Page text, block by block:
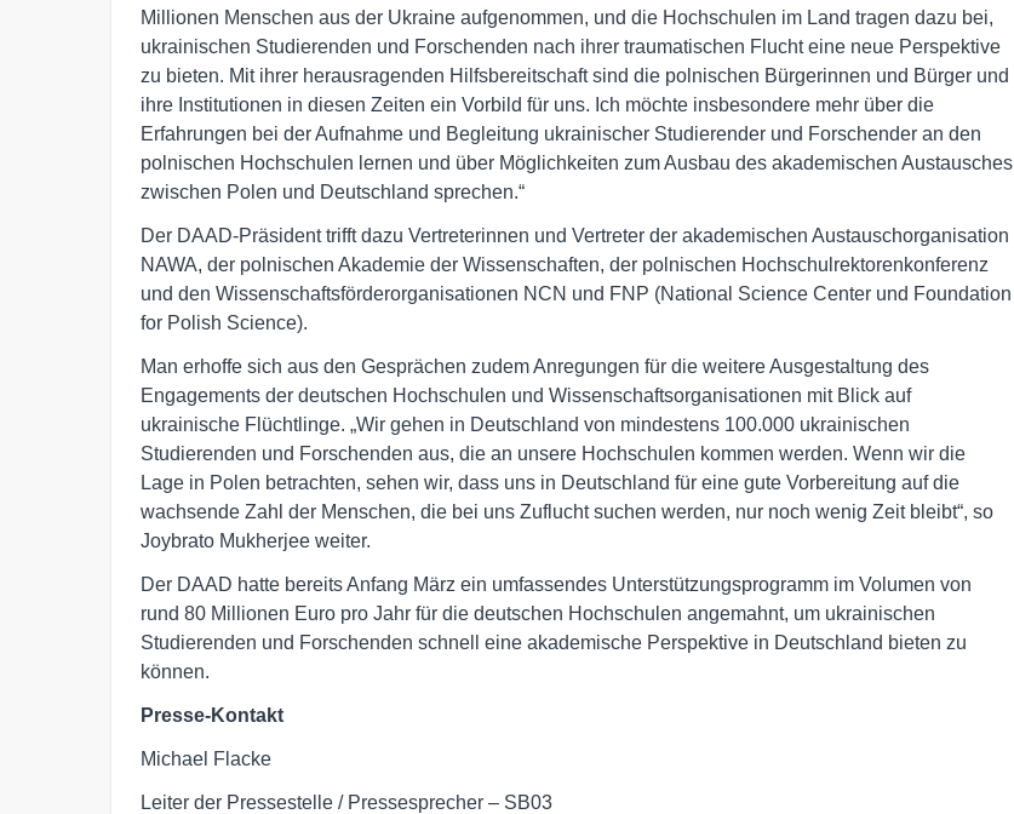
Millionen Menschen aus der Ukraine aufgenommen, und die Hochschulen im Land tragen dazu bei,
ukrainischen Studierenden und Forschenden nach ihrer traumatischen Flucht eine neue Perspektive
zu bieten. Mit ihrer herausragenden Hilfsbereitschaft sind die polnischen Bürgerinnen und Bürger und
ihre Institutionen in diesen Zeiten ein Vorbild für uns. Ich möchte insbesondere mehr über die
Erfahrungen bei der Aufnahme und Begleitung ukrainischer Studierender und Forschender an den
polnischen Hochschulen lernen und über Möglichkeiten zum Ausbau des akademischen Austausches
zwischen Polen und Deutschland sprechen.“
Der DAAD-Präsident trifft dazu Vertreterinnen und Vertreter der akademischen Austauschorganisation
NAWA, der polnischen Akademie der Wissenschaften, der polnischen Hochschulrektorenkonferenz
und den Wissenschaftsförderorganisationen NCN und FNP (National Science Center und Foundation
for Polish Science).
Man erhoffe sich aus den Gesprächen zudem Anregungen für die weitere Ausgestaltung des
Engagements der deutschen Hochschulen und Wissenschaftsorganisationen mit Blick auf
ukrainische Flüchtlinge. „Wir gehen in Deutschland von mindestens 100.000 ukrainischen
Studierenden und Forschenden aus, die an unsere Hochschulen kommen werden. Wenn wir die
Lage in Polen betrachten, sehen wir, dass uns in Deutschland für eine gute Vorbereitung auf die
wachsende Zahl der Menschen, die bei uns Zuflucht suchen werden, nur noch wenig Zeit bleibt“, so
Joybrato Mukherjee weiter.
Der DAAD hatte bereits Anfang März ein umfassendes Unterstützungsprogramm im Volumen von
rund 80 Millionen Euro pro Jahr für die deutschen Hochschulen angemahnt, um ukrainischen
Studierenden und Forschenden schnell eine akademische Perspektive in Deutschland bieten zu
können.
Presse-Kontakt
Michael Flacke
Leiter der Pressestelle / Pressesprecher – SB03